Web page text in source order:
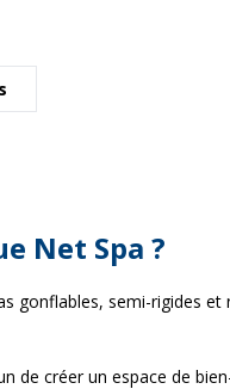
Net Spa ?
gonflables, semi-rigides
de créer un espace de